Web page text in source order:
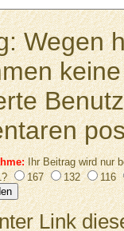
Wegen
Ihr Beitrag wird nur
167 132 116
Link